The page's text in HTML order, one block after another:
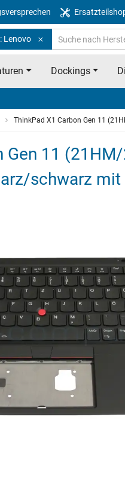
Lenovo
Dockings
ThinkPad X1 Carbon Gen 11
Gen 11
schwarz